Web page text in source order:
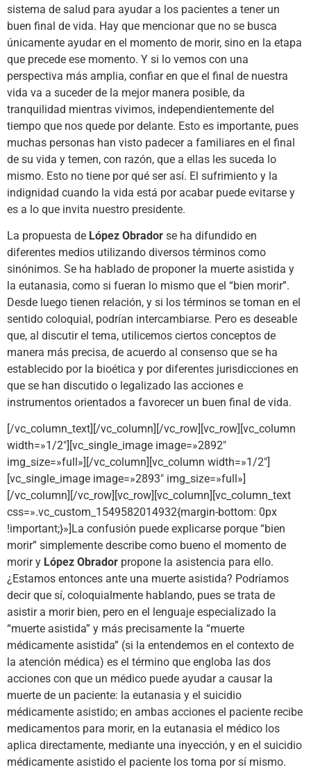
sistema de salud para ayudar a los pacientes a tener un
buen final de vida. Hay que mencionar que no se busca
únicamente ayudar en el momento de morir, sino en la etapa
que precede ese momento. Y si lo vemos con una
perspectiva más amplia, confiar en que el final de nuestra
vida va a suceder de la mejor manera posible, da
tranquilidad mientras vivimos, independientemente del
tiempo que nos quede por delante. Esto es importante, pues
muchas personas han visto padecer a familiares en el final
de su vida y temen, con razón, que a ellas les suceda lo
mismo. Esto no tiene por qué ser así. El sufrimiento y la
indignidad cuando la vida está por acabar puede evitarse y
es a lo que invita nuestro presidente.
La propuesta de López Obrador se ha difundido en
diferentes medios utilizando diversos términos como
sinónimos. Se ha hablado de proponer la muerte asistida y
la eutanasia, como si fueran lo mismo que el “bien morir”.
Desde luego tienen relación, y si los términos se toman en el
sentido coloquial, podrían intercambiarse. Pero es deseable
que, al discutir el tema, utilicemos ciertos conceptos de
manera más precisa, de acuerdo al consenso que se ha
establecido por la bioética y por diferentes jurisdicciones en
que se han discutido o legalizado las acciones e
instrumentos orientados a favorecer un buen final de vida.
[/vc_column_text][/vc_column][/vc_row][vc_row][vc_column
width=»1/2″][vc_single_image image=»2892″
img_size=»full»][/vc_column][vc_column width=»1/2″]
[vc_single_image image=»2893″ img_size=»full»]
[/vc_column][/vc_row][vc_row][vc_column][vc_column_text
css=».vc_custom_1549582014932{margin-bottom: 0px
!important;}»]La confusión puede explicarse porque “bien
morir” simplemente describe como bueno el momento de
morir y López Obrador propone la asistencia para ello.
¿Estamos entonces ante una muerte asistida? Podríamos
decir que sí, coloquialmente hablando, pues se trata de
asistir a morir bien, pero en el lenguaje especializado la
“muerte asistida” y más precisamente la “muerte
médicamente asistida” (si la entendemos en el contexto de
la atención médica) es el término que engloba las dos
acciones con que un médico puede ayudar a causar la
muerte de un paciente: la eutanasia y el suicidio
médicamente asistido; en ambas acciones el paciente recibe
medicamentos para morir, en la eutanasia el médico los
aplica directamente, mediante una inyección, y en el suicidio
médicamente asistido el paciente los toma por sí mismo.